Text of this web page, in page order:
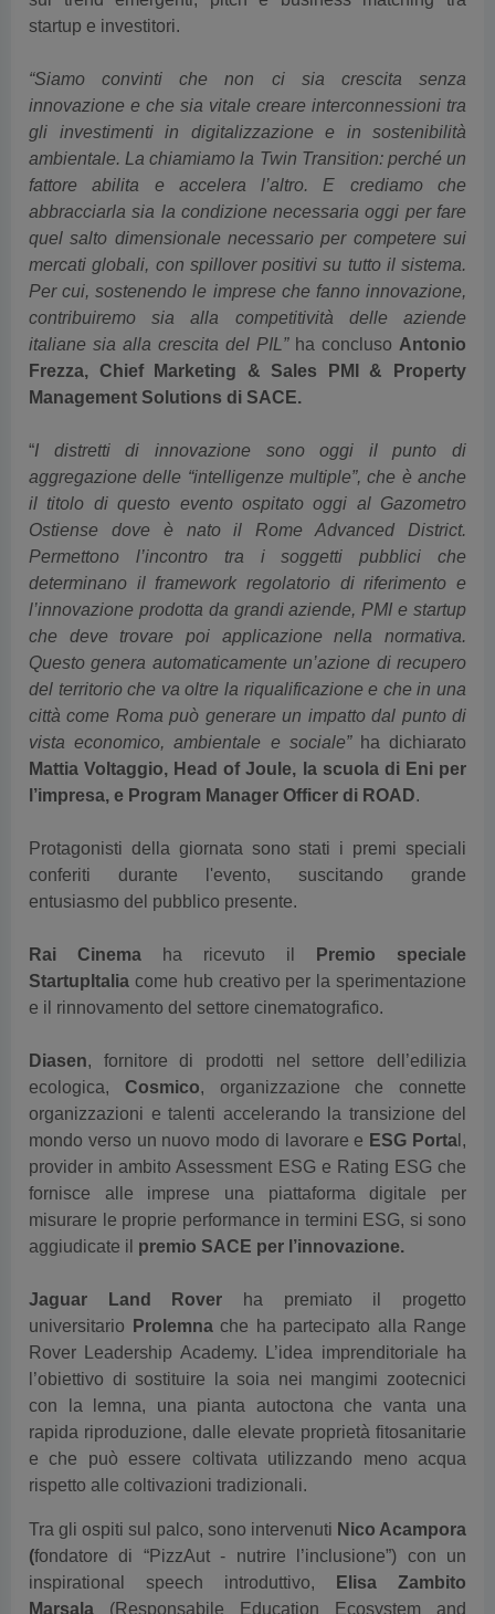
innovazione e che sia vitale creare interconnessioni tra
gli investimenti in digitalizzazione e in sostenibilità
ambientale. La chiamiamo la Twin Transition: perché un
fattore abilita e accelera l’altro. E crediamo che
abbracciarla sia la condizione necessaria oggi per fare
quel salto dimensionale necessario per competere sui
mercati globali, con spillover positivi su tutto il sistema.
Per cui, sostenendo le imprese che fanno innovazione,
contribuiremo sia alla competitività delle aziende
italiane sia alla crescita del PIL”ha concluso
Antonio
Frezza, Chief Marketing & Sales PMI & Property
Management Solutions di SACE.
aggregazione delle “intelligenze multiple”, che è anche
il titolo di questo evento ospitato oggi al Gazometro
Ostiense dove è nato il Rome Advanced District.
Permettono l’incontro tra i soggetti pubblici che
determinano il framework regolatorio di riferimento e
l’innovazione prodotta da grandi aziende, PMI e startup
che deve trovare poi applicazione nella normativa.
Questo genera automaticamente un’azione di recupero
del territorio che va oltre la riqualificazione e che in una
città come Roma può generare un impatto dal punto di
vista economico, ambientale e sociale”
ha dichiarato
Mattia Voltaggio, Head of Joule, la scuola di Eni per
l’impresa, e Program Manager Officer di ROAD.
conferiti durante l'evento, suscitando grande
entusiasmo del pubblico presente.
StartupItalia
come hub creativo per la sperimentazione
e il rinnovamento del settore cinematografico.
ecologica,
Cosmico
, organizzazione che connette
organizzazioni e talenti accelerando la transizione del
mondo verso un nuovo modo di lavorare e
ESG Porta
l,
provider in ambito Assessment ESG e Rating ESG che
fornisce alle imprese una piattaforma digitale per
misurare le proprie performance in termini ESG, si sono
aggiudicate il
premio SACE per l’innovazione.
universitario
Prolemna
che ha partecipato alla Range
Rover Leadership Academy. L’idea imprenditoriale ha
l’obiettivo di sostituire la soia nei mangimi zootecnici
con la lemna, una pianta autoctona che vanta una
rapida riproduzione, dalle elevate proprietà fitosanitarie
e che può essere coltivata utilizzando meno acqua
rispetto alle coltivazioni tradizionali.
Tra gli ospiti sul palco, sono intervenuti
(fondatore di “PizzAut - nutrire l’inclusione”) con un
inspirational speech introduttivo,
Elisa Zambito
Marsala
(Responsabile Education Ecosystem and
Global Value Programs Intesa Sanpaolo) che insieme